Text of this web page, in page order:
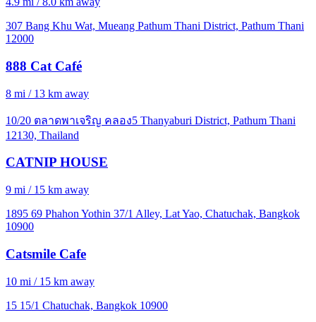
307 Bang Khu Wat, Mueang Pathum Thani District, Pathum Thani
12000
888 Cat Café
8 mi / 13 km away
10/20 ตลาดพาเจริญ คลอง5 Thanyaburi District, Pathum Thani
12130, Thailand
CATNIP HOUSE
9 mi / 15 km away
1895 69 Phahon Yothin 37/1 Alley, Lat Yao, Chatuchak, Bangkok
10900
Catsmile Cafe
10 mi / 15 km away
15 15/1 Chatuchak, Bangkok 10900